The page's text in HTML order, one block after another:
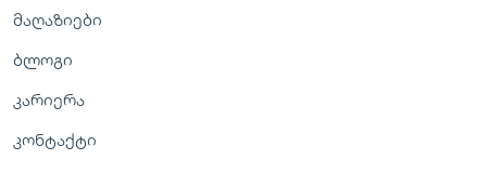
მაღაზიები
ბლოგი
კარიერა
კონტაქტი